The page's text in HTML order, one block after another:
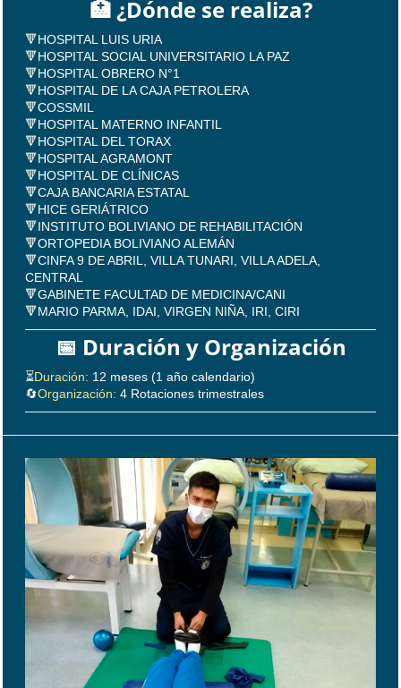
🏥 ¿Dónde se realiza?
🔻HOSPITAL LUIS URIA
🔻HOSPITAL SOCIAL UNIVERSITARIO LA PAZ
🔻HOSPITAL OBRERO N°1
🔻HOSPITAL DE LA CAJA PETROLERA
🔻COSSMIL
🔻HOSPITAL MATERNO INFANTIL
🔻HOSPITAL DEL TORAX
🔻HOSPITAL AGRAMONT
🔻HOSPITAL DE CLÍNICAS
🔻CAJA BANCARIA ESTATAL
🔻HICE GERIÁTRICO
🔻INSTITUTO BOLIVIANO DE REHABILITACIÓN
🔻ORTOPEDIA BOLIVIANO ALEMÁN
🔻CINFA 9 DE ABRIL, VILLA TUNARI, VILLA ADELA,
CENTRAL
🔻GABINETE FACULTAD DE MEDICINA/CANI
🔻MARIO PARMA, IDAI, VIRGEN NIÑA, IRI, CIRI
📅 Duración y Organización
⏳Duración: 12 meses (1 año calendario)
🔄Organización: 4 Rotaciones trimestrales